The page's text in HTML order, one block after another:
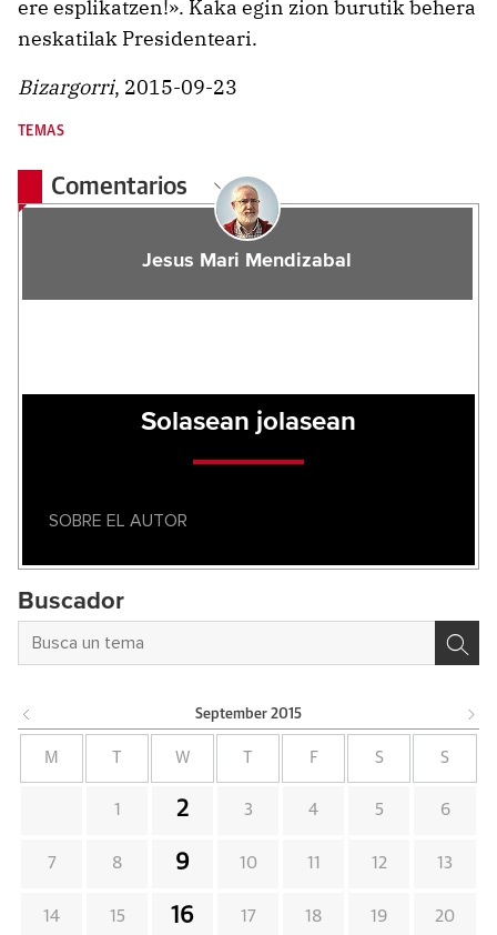
ere esplikatzen!». Kaka egin zion burutik behera
neskatilak Presidenteari.
Bizargorri, 2015-09-23
TEMAS
Comentarios
Jesus Mari Mendizabal
Solasean jolasean
SOBRE EL AUTOR
Buscador
September 2015
M W F S S
1 2 3 4 5 6
7 8 9 10 11 12 13
14 15 16 17 18 19 20